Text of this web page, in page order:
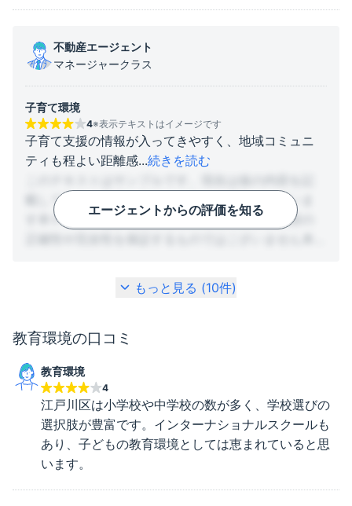
不動産エージェント
マネージャークラス
子育て環境
4※表示テキストはイメージです
子育て支援の情報が入ってきやすく、地域コミュニ
ティも程よい距離感...続きを読む
載しており、実際の情報とは異なる場合がございま
す本テキストは参考用として掲載しており、内容の
解のうえご覧ください。仮情報として掲載しており
てご確認ください。
エージェントからの評価を知る
もっと見る (10件)
教育環境の口コミ
教育環境
4
江戸川区は小学校や中学校の数が多く、学校選びの
選択肢が豊富です。インターナショナルスクールも
あり、子どもの教育環境としては恵まれていると思
います。